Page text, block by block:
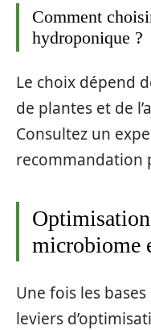
Comment
hydroponique ?
Le choix dépend
de plantes et de
Consultez un
recommandation
Optimisation
microbiome
Une fois les
leviers